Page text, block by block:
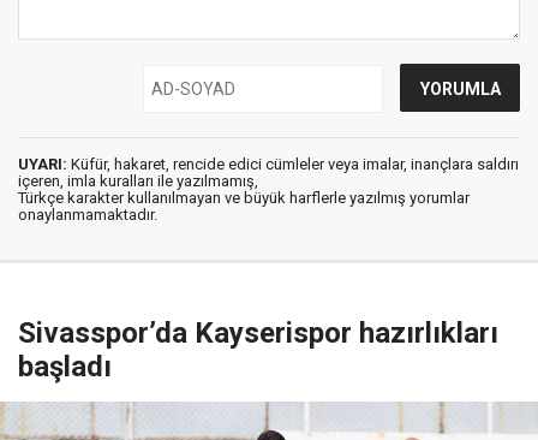
UYARI: Küfür, hakaret, rencide edici cümleler veya imalar, inançlara saldırı
içeren, imla kuralları ile yazılmamış,
Türkçe karakter kullanılmayan ve büyük harflerle yazılmış yorumlar
onaylanmamaktadır.
Sivasspor’da Kayserispor hazırlıkları
başladı